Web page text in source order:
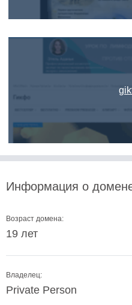
Информация о
Возраст домена:
19 лет
Владелец:
Private Person